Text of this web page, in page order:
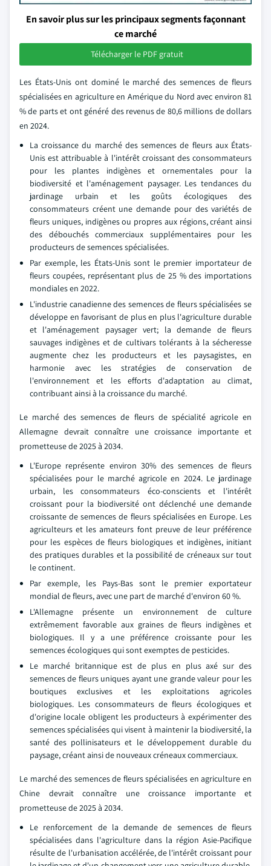
En savoir plus sur les principaux segments façonnant
ce marché
Télécharger le PDF gratuit
Les États-Unis ont dominé le marché des semences de fleurs
spécialisées en agriculture en Amérique du Nord avec environ 81
% de parts et ont généré des revenus de 80,6 millions de dollars
en 2024.
La croissance du marché des semences de fleurs aux États-
Unis est attribuable à l'intérêt croissant des consommateurs
pour les plantes indigènes et ornementales pour la
biodiversité et l'aménagement paysager. Les tendances du
jardinage urbain et les goûts écologiques des
consommateurs créent une demande pour des variétés de
fleurs uniques, indigènes ou propres aux régions, créant ainsi
des débouchés commerciaux supplémentaires pour les
producteurs de semences spécialisées.
Par exemple, les États-Unis sont le premier importateur de
fleurs coupées, représentant plus de 25 % des importations
mondiales en 2022.
L'industrie canadienne des semences de fleurs spécialisées se
développe en favorisant de plus en plus l'agriculture durable
et l'aménagement paysager vert; la demande de fleurs
sauvages indigènes et de cultivars tolérants à la sécheresse
augmente chez les producteurs et les paysagistes, en
harmonie avec les stratégies de conservation de
l'environnement et les efforts d'adaptation au climat,
contribuant ainsi à la croissance du marché.
Le marché des semences de fleurs de spécialité agricole en
Allemagne devrait connaître une croissance importante et
prometteuse de 2025 à 2034.
L'Europe représente environ 30% des semences de fleurs
spécialisées pour le marché agricole en 2024. Le jardinage
urbain, les consommateurs éco-conscients et l'intérêt
croissant pour la biodiversité ont déclenché une demande
croissante de semences de fleurs spécialisées en Europe. Les
agriculteurs et les amateurs font preuve de leur préférence
pour les espèces de fleurs biologiques et indigènes, initiant
des pratiques durables et la possibilité de créneaux sur tout
le continent.
Par exemple, les Pays-Bas sont le premier exportateur
mondial de fleurs, avec une part de marché d'environ 60 %.
L'Allemagne présente un environnement de culture
extrêmement favorable aux graines de fleurs indigènes et
biologiques. Il y a une préférence croissante pour les
semences écologiques qui sont exemptes de pesticides.
Le marché britannique est de plus en plus axé sur des
semences de fleurs uniques ayant une grande valeur pour les
boutiques exclusives et les exploitations agricoles
biologiques. Les consommateurs de fleurs écologiques et
d'origine locale obligent les producteurs à expérimenter des
semences spécialisées qui visent à maintenir la biodiversité, la
santé des pollinisateurs et le développement durable du
paysage, créant ainsi de nouveaux créneaux commerciaux.
Le marché des semences de fleurs spécialisées en agriculture en
Chine devrait connaître une croissance importante et
prometteuse de 2025 à 2034.
Le renforcement de la demande de semences de fleurs
spécialisées dans l'agriculture dans la région Asie-Pacifique
résulte de l'urbanisation accélérée, de l'intérêt croissant pour